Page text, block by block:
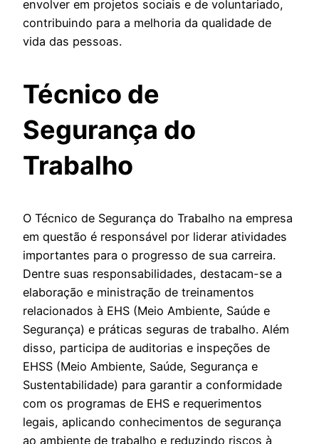
envolver em projetos sociais e de voluntariado,
contribuindo para a melhoria da qualidade de
vida das pessoas.
Técnico de
Segurança do
Trabalho
O Técnico de Segurança do Trabalho na empresa
em questão é responsável por liderar atividades
importantes para o progresso de sua carreira.
Dentre suas responsabilidades, destacam-se a
elaboração e ministração de treinamentos
relacionados à EHS (Meio Ambiente, Saúde e
Segurança) e práticas seguras de trabalho. Além
disso, participa de auditorias e inspeções de
EHSS (Meio Ambiente, Saúde, Segurança e
Sustentabilidade) para garantir a conformidade
com os programas de EHS e requerimentos
legais, aplicando conhecimentos de segurança
ao ambiente de trabalho e reduzindo riscos à